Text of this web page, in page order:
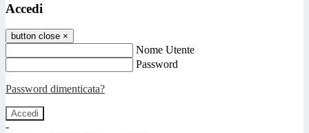
Accedi
button close ×
Nome Utente
Password
Password dimenticata?
-